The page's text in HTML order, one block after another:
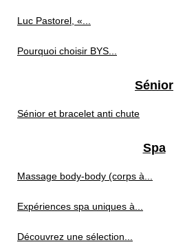
Luc Pastorel, «...
Pourquoi choisir BYS...
Sénior
Sénior et bracelet anti chute
Spa
Massage body‑body (corps à...
Expériences spa uniques à...
Découvrez une sélection...